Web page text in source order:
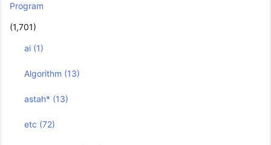
Program
(1,701)
ai (1)
Algorithm (13)
astah* (13)
etc (72)